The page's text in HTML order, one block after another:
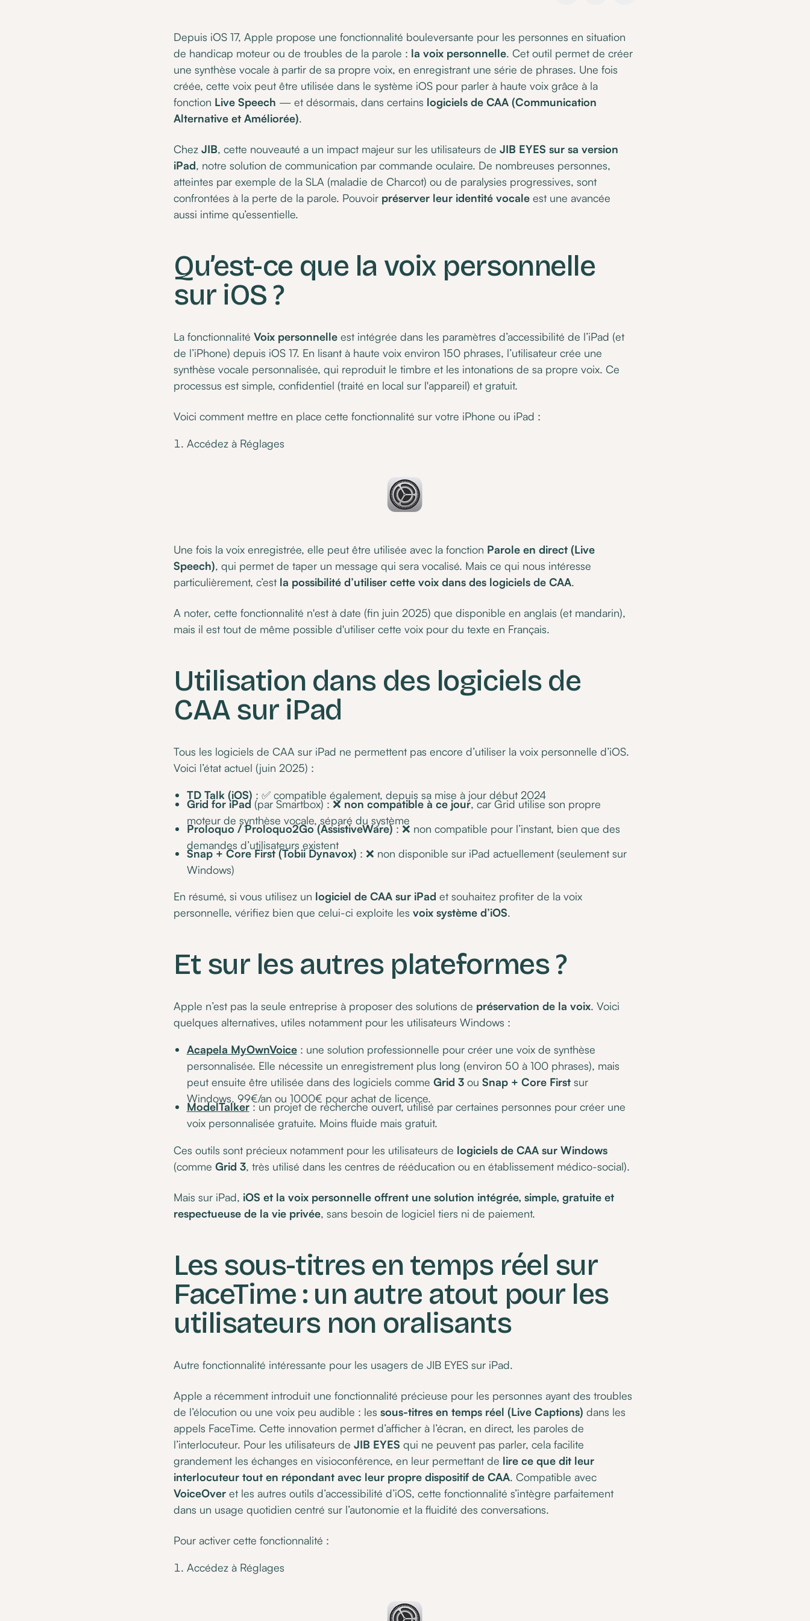
Depuis iOS 17, Apple propose une fonctionnalité bouleversante pour les personnes en situation
de handicap moteur ou de troubles de la parole : la voix personnelle. Cet outil permet de créer
une synthèse vocale à partir de sa propre voix, en enregistrant une série de phrases. Une fois
créée, cette voix peut être utilisée dans le système iOS pour parler à haute voix grâce à la
fonction Live Speech — et désormais, dans certains logiciels de CAA (Communication
Alternative et Améliorée).
Chez JIB, cette nouveauté a un impact majeur sur les utilisateurs de JIB EYES sur sa version
iPad, notre solution de communication par commande oculaire. De nombreuses personnes,
atteintes par exemple de la SLA (maladie de Charcot) ou de paralysies progressives, sont
confrontées à la perte de la parole. Pouvoir préserver leur identité vocale est une avancée
aussi intime qu’essentielle.
Qu’est-ce que la voix personnelle
sur iOS ?
La fonctionnalité Voix personnelle est intégrée dans les paramètres d’accessibilité de l’iPad (et
de l’iPhone) depuis iOS 17. En lisant à haute voix environ 150 phrases, l’utilisateur crée une
synthèse vocale personnalisée, qui reproduit le timbre et les intonations de sa propre voix. Ce
processus est simple, confidentiel (traité en local sur l'appareil) et gratuit.
Voici comment mettre en place cette fonctionnalité sur votre iPhone ou iPad :
Accédez à Réglages
Une fois la voix enregistrée, elle peut être utilisée avec la fonction Parole en direct (Live
Speech), qui permet de taper un message qui sera vocalisé. Mais ce qui nous intéresse
particulièrement, c’est la possibilité d’utiliser cette voix dans des logiciels de CAA.
A noter, cette fonctionnalité n'est à date (fin juin 2025) que disponible en anglais (et mandarin),
mais il est tout de même possible d'utiliser cette voix pour du texte en Français.
Utilisation dans des logiciels de
CAA sur iPad
Tous les logiciels de CAA sur iPad ne permettent pas encore d’utiliser la voix personnelle d’iOS.
Voici l’état actuel (juin 2025) :
TD Talk (iOS) : ✅ compatible également, depuis sa mise à jour début 2024
Grid for iPad(par Smartbox) : ❌non compatible à ce jour, car Grid utilise son propre
moteur de synthèse vocale, séparé du système
Proloquo / Proloquo2Go (AssistiveWare): ❌ non compatible pour l’instant, bien que des
demandes d’utilisateurs existent
Snap + Core First (Tobii Dynavox) : ❌ non disponible sur iPad actuellement (seulement sur
Windows)
En résumé, si vous utilisez un logiciel de CAA sur iPad et souhaitez profiter de la voix
personnelle, vérifiez bien que celui-ci exploite les voix système d’iOS.
Et sur les autres plateformes ?
Apple n’est pas la seule entreprise à proposer des solutions de préservation de la voix. Voici
quelques alternatives, utiles notamment pour les utilisateurs Windows :
Acapela MyOwnVoice: une solution professionnelle pour créer une voix de synthèse
personnalisée. Elle nécessite un enregistrement plus long (environ 50 à 100 phrases), mais
peut ensuite être utilisée dans des logiciels comme Grid 3ou Snap + Core Firstsur
Windows. 99€/an ou 1000€ pour achat de licence.
ModelTalker: un projet de recherche ouvert, utilisé par certaines personnes pour créer une
voix personnalisée gratuite. Moins fluide mais gratuit.
Ces outils sont précieux notamment pour les utilisateurs de logiciels de CAA sur Windows
(comme Grid 3, très utilisé dans les centres de rééducation ou en établissement médico-social).
Mais sur iPad, iOS et la voix personnelle offrent une solution intégrée, simple, gratuite et
respectueuse de la vie privée, sans besoin de logiciel tiers ni de paiement.
Les sous-titres en temps réel sur
FaceTime : un autre atout pour les
utilisateurs non oralisants
Autre fonctionnalité intéressante pour les usagers de JIB EYES sur iPad.
Apple a récemment introduit une fonctionnalité précieuse pour les personnes ayant des troubles
de l’élocution ou une voix peu audible : les sous-titres en temps réel (Live Captions) dans les
appels FaceTime. Cette innovation permet d’afficher à l’écran, en direct, les paroles de
l’interlocuteur. Pour les utilisateurs de JIB EYES qui ne peuvent pas parler, cela facilite
grandement les échanges en visioconférence, en leur permettant de lire ce que dit leur
interlocuteur tout en répondant avec leur propre dispositif de CAA. Compatible avec
VoiceOver et les autres outils d’accessibilité d’iOS, cette fonctionnalité s’intègre parfaitement
dans un usage quotidien centré sur l’autonomie et la fluidité des conversations.
Pour activer cette fonctionnalité :
Accédez à Réglages